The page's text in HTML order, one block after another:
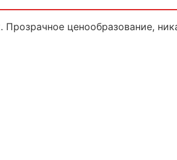
ценообразование,